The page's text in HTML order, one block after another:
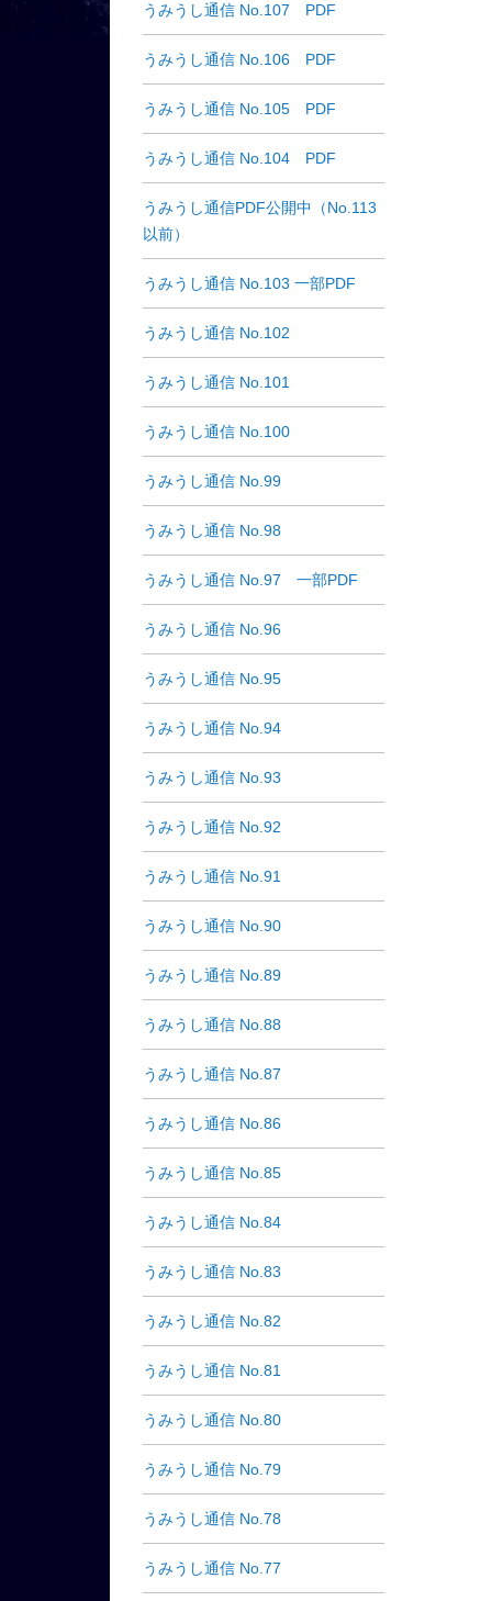
うみうし通信 No.107 PDF
うみうし通信 No.106 PDF
うみうし通信 No.105 PDF
うみうし通信 No.104 PDF
うみうし通信PDF公開中（No.113
以前）
うみうし通信 No.103 一部PDF
うみうし通信 No.102
うみうし通信 No.101
うみうし通信 No.100
うみうし通信 No.99
うみうし通信 No.98
うみうし通信 No.97 一部PDF
うみうし通信 No.96
うみうし通信 No.95
うみうし通信 No.94
うみうし通信 No.93
うみうし通信 No.92
うみうし通信 No.91
うみうし通信 No.90
うみうし通信 No.89
うみうし通信 No.88
うみうし通信 No.87
うみうし通信 No.86
うみうし通信 No.85
うみうし通信 No.84
うみうし通信 No.83
うみうし通信 No.82
うみうし通信 No.81
うみうし通信 No.80
うみうし通信 No.79
うみうし通信 No.78
うみうし通信 No.77